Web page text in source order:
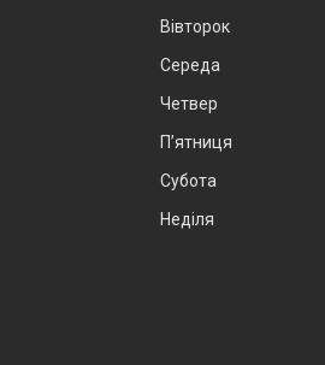
Вівторок
Середа
Четвер
Пʼятниця
Субота
Неділя